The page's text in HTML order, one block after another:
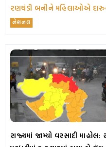
રણચંડી બનીને મહિલાઓએ
નેશનલ
રાજ્યમાં જામ્યો વરસાદી